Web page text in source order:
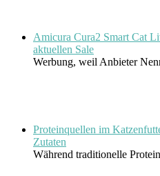
Amicura Cura2 Smart Cat
aktuellen Sale
Werbung, weil Anbieter
Proteinquellen im
Zutaten
Während traditionelle